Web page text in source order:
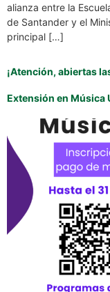
alianza entre la
de Santander y el
principal […]
¡Atención, abiertas
Extensión en Música